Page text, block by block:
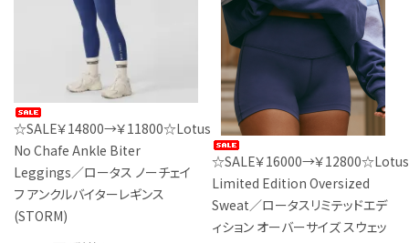
☆SALE￥14800→￥11800☆Lotus
No Chafe Ankle Biter
Leggings／ロータス ノーチェイ
フ アンクルバイターレギンス
(STORM)
☆SALE￥16000→￥12800☆Lotus
Limited Edition Oversized
Sweat／ロータスリミテッドエデ
ィション オーバーサイズ スウェッ